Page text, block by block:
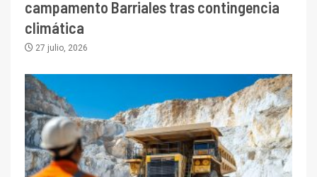
campamento Barriales tras contingencia
climática
27 julio, 2026